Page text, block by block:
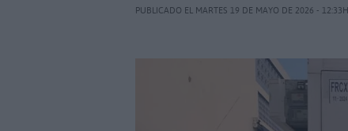
PUBLICADO EL MARTES 19 DE MAYO DE 2026 - 12:33H